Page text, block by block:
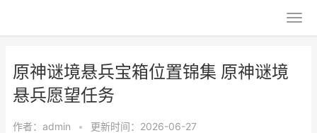
原神谜境悬兵宝箱位置锦集 原神谜境
悬兵愿望任务
作者： admin • 更新时间：2026-06-27